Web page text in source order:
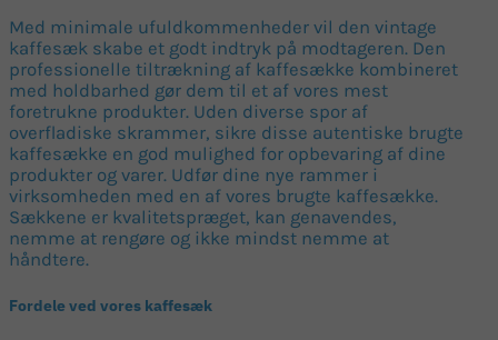
Med minimale ufuldkommenheder vil den vintage
kaffesæk skabe et godt indtryk på modtageren. Den
professionelle tiltrækning af kaffesække kombineret
med holdbarhed gør dem til et af vores mest
foretrukne produkter. Uden diverse spor af
overfladiske skrammer, sikre disse autentiske brugte
kaffesække en god mulighed for opbevaring af dine
produkter og varer. Udfør dine nye rammer i
virksomheden med en af vores brugte kaffesække.
Sækkene er kvalitetspræget, kan genavendes,
nemme at rengøre og ikke mindst nemme at
håndtere.
Fordele ved vores kaffesæk